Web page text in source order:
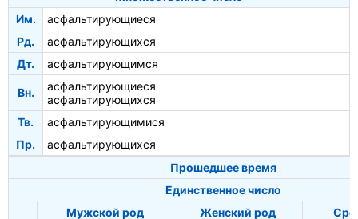
Им.
асфальтирующиеся
Рд.
асфальтирующихся
Дт.
асфальтирующимся
Вн.
асфальтирующиеся
асфальтирующихся
Тв.
асфальтирующимися
Пр.
асфальтирующихся
Прошедшее время
Единственное число
Мужской род
Женский род